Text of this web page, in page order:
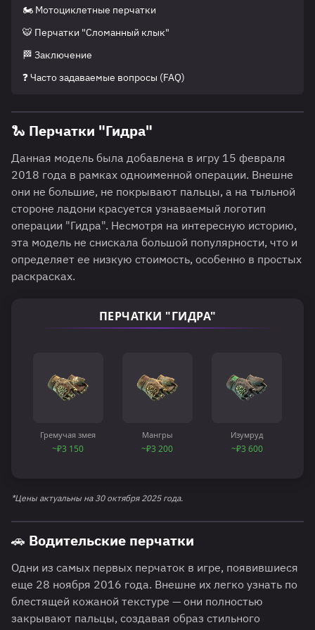
🏍️ Мотоциклетные перчатки
🐯 Перчатки "Сломанный клык"
🏁 Заключение
❓ Часто задаваемые вопросы (FAQ)
🐍 Перчатки "Гидра"
Данная модель была добавлена в игру 15 февраля
2018 года в рамках одноименной операции. Внешне
они не большие, не покрывают пальцы, а на тыльной
стороне ладони красуется узнаваемый логотип
операции "Гидра". Несмотря на интересную историю,
эта модель не снискала большой популярности, что и
определяет ее низкую стоимость, особенно в простых
раскрасках.
ПЕРЧАТКИ "ГИДРА"
Гремучая змея
~₽3 150
Мангры
~₽3 200
Изумруд
~₽3 600
*Цены актуальны на 30 октября 2025 года.
🚗 Водительские перчатки
Одни из самых первых перчаток в игре, появившиеся
еще 28 ноября 2016 года. Внешне их легко узнать по
блестящей кожаной текстуре — они полностью
закрывают пальцы, создавая образ стильного